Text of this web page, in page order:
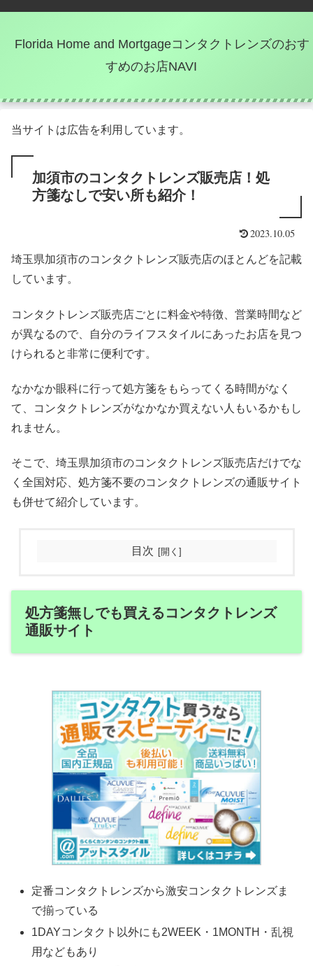
Florida Home and Mortgageコンタクトレンズのおす
すめのお店NAVI
当サイトは広告を利用しています。
加須市のコンタクトレンズ販売店！処
方箋なしで安い所も紹介！
2023.10.05
埼玉県加須市のコンタクトレンズ販売店のほとんどを記載
しています。
コンタクトレンズ販売店ごとに料金や特徴、営業時間など
が異なるので、自分のライフスタイルにあったお店を見つ
けられると非常に便利です。
なかなか眼科に行って処方箋をもらってくる時間がなく
て、コンタクトレンズがなかなか買えない人もいるかもし
れません。
そこで、埼玉県加須市のコンタクトレンズ販売店だけでな
く全国対応、処方箋不要のコンタクトレンズの通販サイト
も併せて紹介しています。
目次
処方箋無しでも買えるコンタクトレンズ
通販サイト
定番コンタクトレンズから激安コンタクトレンズま
で揃っている
1DAYコンタクト以外にも2WEEK・1MONTH・乱視
用などもあり